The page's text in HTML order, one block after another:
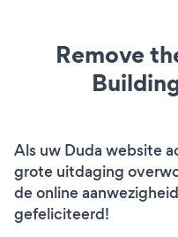
Remove
Als uw Duda website
grote uitdaging
de online
gefeliciteerd!